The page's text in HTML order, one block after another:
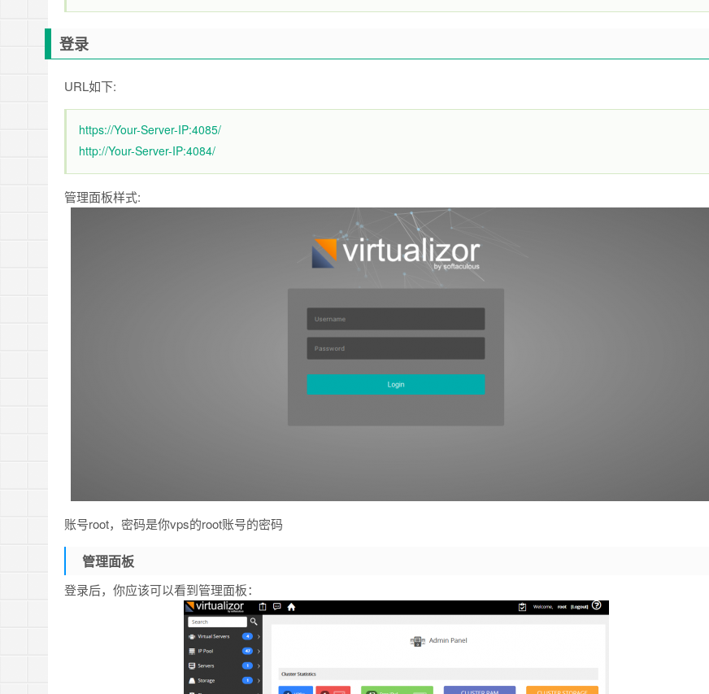
登录
URL如下:
https://Your-Server-IP:4085/
http://Your-Server-IP:4084/
管理面板样式:
账号root，密码是你vps的root账号的密码
管理面板
登录后，你应该可以看到管理面板：